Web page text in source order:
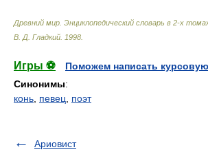
Древний мир. Энциклопедический словарь в 2-х
В. Д. Гладкий 1998
Игры ⚽
Поможем написать курсовую
Синонимы:
конь певец поэт
Ариовист